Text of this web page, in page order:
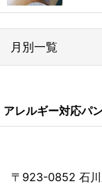
月別一覧
2024年
2022年
アレルギー対応パ
〒923-0852 石